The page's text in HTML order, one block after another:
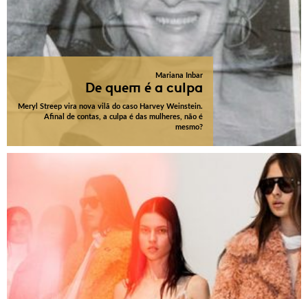
Mariana Inbar
De quem é a culpa
Meryl Streep vira nova vilã do caso Harvey Weinstein.
Afinal de contas, a culpa é das mulheres, não é
mesmo?